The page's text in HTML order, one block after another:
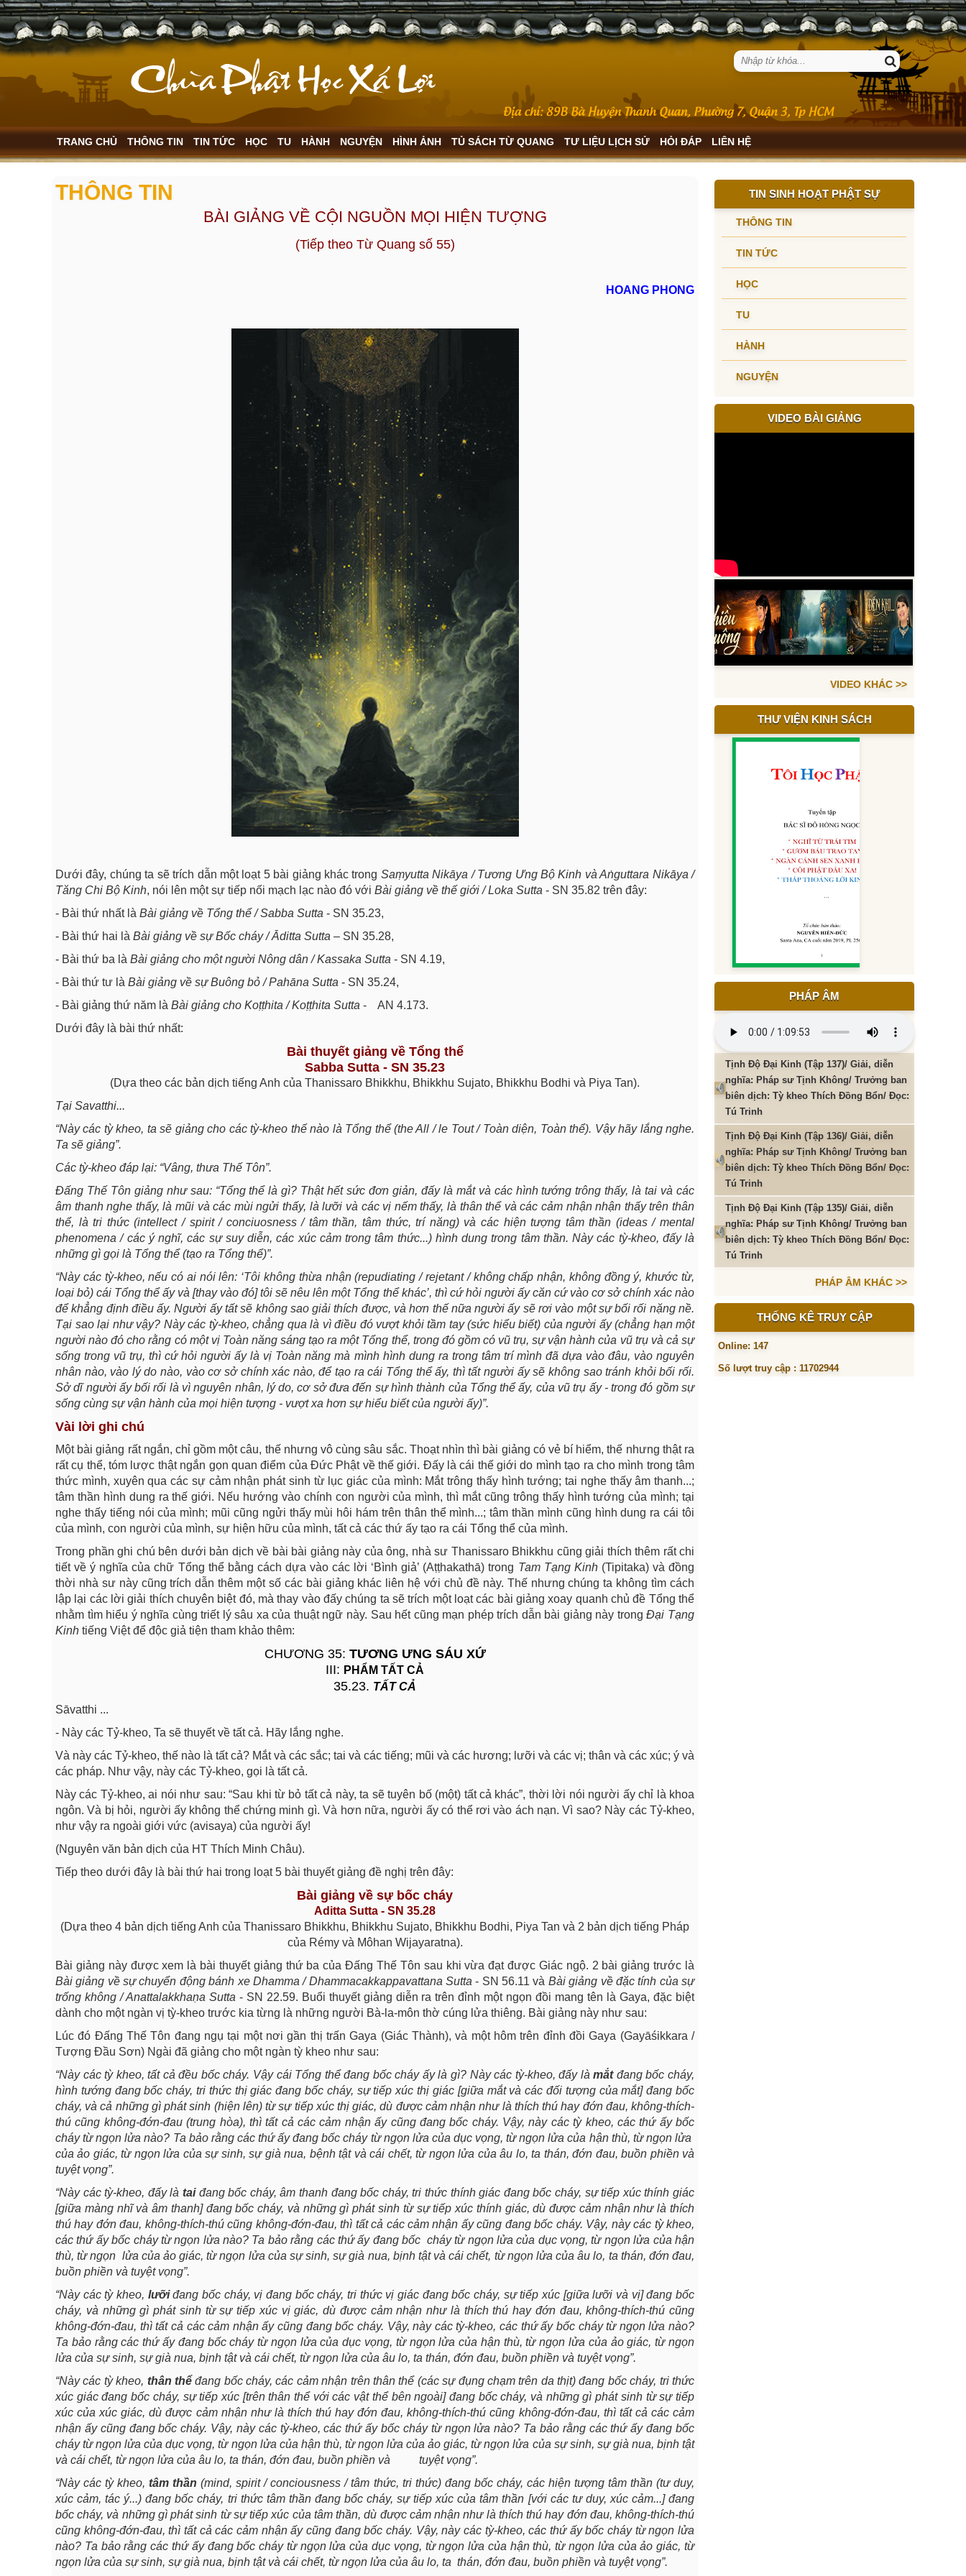
TRANG CHỦ THÔNG TIN TIN TỨC HỌC TU HÀNH NGUYỆN HÌNH ẢNH TỦ SÁCH TỪ QUANG TƯ LIỆU LỊCH SỬ HỎI ĐÁP LIÊN HỆ
THÔNG TIN
BÀI GIẢNG VỀ CỘI NGUỒN MỌI HIỆN TƯỢNG
(Tiếp theo Từ Quang số 55)
HOANG PHONG
Dưới đây, chúng ta sẽ trích dẫn một loạt 5 bài giảng khác trong Saṃyutta Nikāya / Tương Ưng Bộ Kinh và Aṅguttara Nikāya /
Tăng Chi Bộ Kinh, nói lên một sự tiếp nối mạch lạc nào đó với Bài giảng về thế giới / Loka Sutta - SN 35.82 trên đây:
- Bài thứ nhất là Bài giảng về Tổng thể / Sabba Sutta - SN 35.23,
- Bài thứ hai là Bài giảng về sự Bốc cháy / Āditta Sutta – SN 35.28,
- Bài thứ ba là Bài giảng cho một người Nông dân / Kassaka Sutta - SN 4.19,
- Bài thứ tư là Bài giảng về sự Buông bỏ / Pahāna Sutta - SN 35.24,
- Bài giảng thứ năm là Bài giảng cho Koṭṭhita / Koṭṭhita Sutta - AN 4.173.
Dưới đây là bài thứ nhất:
Bài thuyết giảng về Tổng thể
Sabba Sutta - SN 35.23
(Dựa theo các bản dịch tiếng Anh của Thanissaro Bhikkhu, Bhikkhu Sujato, Bhikkhu Bodhi và Piya Tan).
Tại Savatthi...
“Này các tỳ kheo, ta sẽ giảng cho các tỳ-kheo thế nào là Tổng thể (the All / le Tout / Toàn diện, Toàn thể). Vậy hãy lắng nghe.
Ta sẽ giảng”.
Các tỳ-kheo đáp lại: “Vâng, thưa Thế Tôn”.
Đấng Thế Tôn giảng như sau: “Tổng thể là gì? Thật hết sức đơn giản, đấy là mắt và các hình tướng trông thấy, là tai và các
âm thanh nghe thấy, là mũi và các mùi ngửi thấy, là lưỡi và các vị nếm thấy, là thân thể và các cảm nhận nhận thấy trên thân
thể, là tri thức (intellect / spirit / conciuosness / tâm thần, tâm thức, trí năng) và các hiện tượng tâm thần (ideas / mental
phenomena / các ý nghĩ, các sự suy diễn, các xúc cảm trong tâm thức...) hình dung trong tâm thần. Này các tỳ-kheo, đấy là
những gì gọi là Tổng thể (tạo ra Tổng thể)”.
“Này các tỳ-kheo, nếu có ai nói lên: ‘Tôi không thừa nhận (repudiating / rejetant / không chấp nhận, không đồng ý, khước từ,
loại bỏ) cái Tổng thể ấy và [thay vào đó] tôi sẽ nêu lên một Tổng thể khác’, thì cứ hỏi người ấy căn cứ vào cơ sở chính xác nào
để khẳng định điều ấy. Người ấy tất sẽ không sao giải thích được, và hơn thế nữa người ấy sẽ rơi vào một sự bối rối nặng nề.
Tại sao lại như vậy? Này các tỳ-kheo, chẳng qua là vì điều đó vượt khỏi tầm tay (sức hiểu biết) của người ấy (chẳng hạn một
người nào đó cho rằng có một vị Toàn năng sáng tạo ra một Tổng thể, trong đó gồm có vũ trụ, sự vận hành của vũ trụ và cả sự
sống trong vũ trụ, thì cứ hỏi người ấy là vị Toàn năng mà mình hình dung ra trong tâm trí mình đã dựa vào đâu, vào nguyên
nhân nào, vào lý do nào, vào cơ sở chính xác nào, để tạo ra cái Tổng thể ấy, thì tất người ấy sẽ không sao tránh khỏi bối rối.
Sở dĩ người ấy bối rối là vì nguyên nhân, lý do, cơ sở đưa đến sự hình thành của Tổng thể ấy, của vũ trụ ấy - trong đó gồm sự
sống cùng sự vận hành của mọi hiện tượng - vượt xa hơn sự hiểu biết của người ấy)”.
Vài lời ghi chú
Một bài giảng rất ngắn, chỉ gồm một câu, thế nhưng vô cùng sâu sắc. Thoạt nhìn thì bài giảng có vẻ bí hiểm, thế nhưng thật ra
rất cụ thể, tóm lược thật ngắn gọn quan điểm của Đức Phật về thế giới. Đấy là cái thế giới do mình tạo ra cho mình trong tâm
thức mình, xuyên qua các sự cảm nhận phát sinh từ lục giác của mình: Mắt trông thấy hình tướng; tai nghe thấy âm thanh...;
tâm thần hình dung ra thế giới. Nếu hướng vào chính con người của mình, thì mắt cũng trông thấy hình tướng của mình; tại
nghe thấy tiếng nói của mình; mũi cũng ngửi thấy mùi hôi hám trên thân thể mình...; tâm thần mình cũng hình dung ra cái tôi
của mình, con người của mình, sự hiện hữu của mình, tất cả các thứ ấy tạo ra cái Tổng thể của mình.
Trong phần ghi chú bên dưới bản dịch về bài bài giảng này của ông, nhà sư Thanissaro Bhikkhu cũng giải thích thêm rất chi
tiết về ý nghĩa của chữ Tổng thể bằng cách dựa vào các lời ‘Bình giả’ (Aṭṭhakathā) trong Tam Tạng Kinh (Tipitaka) và đồng
thời nhà sư này cũng trích dẫn thêm một số các bài giảng khác liên hệ với chủ đề này. Thế nhưng chúng ta không tìm cách
lập lại các lời giải thích chuyên biệt đó, mà thay vào đấy chúng ta sẽ trích một loạt các bài giảng xoay quanh chủ đề Tổng thể
nhằm tìm hiểu ý nghĩa cùng triết lý sâu xa của thuật ngữ này. Sau hết cũng mạn phép trích dẫn bài giảng này trongĐại Tạng
Kinh tiếng Việt để độc giả tiện tham khảo thêm:
CHƯƠNG 35: TƯƠNG ƯNG SÁU XỨ
III: PHẨM TẤT CẢ
35.23. TẤT CẢ
Sāvatthi ...
- Này các Tỷ-kheo, Ta sẽ thuyết về tất cả. Hãy lắng nghe.
Và này các Tỷ-kheo, thế nào là tất cả? Mắt và các sắc; tai và các tiếng; mũi và các hương; lưỡi và các vị; thân và các xúc; ý và
các pháp. Như vậy, này các Tỷ-kheo, gọi là tất cả.
Này các Tỷ-kheo, ai nói như sau: “Sau khi từ bỏ tất cả này, ta sẽ tuyên bố (một) tất cả khác”, thời lời nói người ấy chỉ là khoa
ngôn. Và bị hỏi, người ấy không thể chứng minh gì. Và hơn nữa, người ấy có thể rơi vào ách nạn. Vì sao? Này các Tỷ-kheo,
như vậy ra ngoài giới vức (avisaya) của người ấy!
(Nguyên văn bản dịch của HT Thích Minh Châu).
Tiếp theo dưới đây là bài thứ hai trong loạt 5 bài thuyết giảng đề nghị trên đây:
Bài giảng về sự bốc cháy
Aditta Sutta - SN 35.28
(Dựa theo 4 bản dịch tiếng Anh của Thanissaro Bhikkhu, Bhikkhu Sujato, Bhikkhu Bodhi, Piya Tan và 2 bản dịch tiếng Pháp
của Rémy và Môhan Wijayaratna).
Bài giảng này được xem là bài thuyết giảng thứ ba của Đấng Thế Tôn sau khi vừa đạt được Giác ngộ. 2 bài giảng trước là
Bài giảng về sự chuyển động bánh xe Dhamma / Dhammacakkappavattana Sutta- SN 56.11 và Bài giảng về đặc tính của sự
trống không / Anattalakkhaṇa Sutta - SN 22.59. Buổi thuyết giảng diễn ra trên đỉnh một ngọn đồi mang tên là Gaya, đặc biệt
dành cho một ngàn vị tỳ-kheo trước kia từng là những người Bà-la-môn thờ cúng lửa thiêng. Bài giảng này như sau:
Lúc đó Đấng Thế Tôn đang ngụ tại một nơi gần thị trấn Gaya (Giác Thành), và một hôm trên đỉnh đồi Gaya (Gayāśikkara /
Tượng Đầu Sơn) Ngài đã giảng cho một ngàn tỳ kheo như sau:
“Này các tỳ kheo, tất cả đều bốc cháy. Vậy cái Tổng thể đang bốc cháy ấy là gì? Này các tỳ-kheo, đấy làmắt đang bốc cháy,
hình tướng đang bốc cháy, tri thức thị giác đang bốc cháy, sự tiếp xúc thị giác [giữa mắt và các đối tượng của mắt] đang bốc
cháy, và cả những gì phát sinh (hiện lên) từ sự tiếp xúc thị giác, dù được cảm nhận như là thích thú hay đớn đau, không-thích-
thú cũng không-đớn-đau (trung hòa), thì tất cả các cảm nhận ấy cũng đang bốc cháy. Vậy, này các tỳ kheo, các thứ ấy bốc
cháy từ ngọn lửa nào? Ta bảo rằng các thứ ấy đang bốc cháy từ ngọn lửa của dục vọng, từ ngọn lửa của hận thù, từ ngọn lửa
của ảo giác, từ ngọn lửa của sự sinh, sự già nua, bệnh tật và cái chết, từ ngọn lửa của âu lo, ta thán, đớn đau, buồn phiền và
tuyệt vọng”.
“Này các tỳ-kheo, đấy là tai đang bốc cháy, âm thanh đang bốc cháy, tri thức thính giác đang bốc cháy, sự tiếp xúc thính giác
[giữa màng nhĩ và âm thanh] đang bốc cháy, và những gì phát sinh từ sự tiếp xúc thính giác, dù được cảm nhận như là thích
thú hay đớn đau, không-thích-thú cũng không-đớn-đau, thì tất cả các cảm nhận ấy cũng đang bốc cháy. Vậy, này các tỳ kheo,
các thứ ấy bốc cháy từ ngọn lửa nào? Ta bảo rằng các thứ ấy đang bốc cháy từ ngọn lửa của dục vọng, từ ngọn lửa của hận
thù, từ ngọn lửa của ảo giác, từ ngọn lửa của sự sinh, sự già nua, bịnh tật và cái chết, từ ngọn lửa của âu lo, ta thán, đớn đau,
buồn phiền và tuyệt vọng”.
“Này các tỳ kheo, lưỡiđang bốc cháy, vị đang bốc cháy, tri thức vị giác đang bốc cháy, sự tiếp xúc [giữa lưỡi và vị] đang bốc
cháy, và những gì phát sinh từ sự tiếp xúc vị giác, dù được cảm nhận như là thích thú hay đớn đau, không-thích-thú cũng
không-đớn-đau, thì tất cả các cảm nhận ấy cũng đang bốc cháy. Vậy, này các tỳ-kheo, các thứ ấy bốc cháy từ ngọn lửa nào?
Ta bảo rằng các thứ ấy đang bốc cháy từ ngọn lửa của dục vọng, từ ngọn lửa của hận thù, từ ngọn lửa của ảo giác, từ ngọn
lửa của sự sinh, sự già nua, bịnh tật và cái chết, từ ngọn lửa của âu lo, ta thán, đớn đau, buồn phiền và tuyệt vọng”.
“Này các tỳ kheo, thân thểđang bốc cháy, các cảm nhận trên thân thể (các sự đụng chạm trên da thịt) đang bốc cháy, tri thức
xúc giác đang bốc cháy, sự tiếp xúc [trên thân thể với các vật thể bên ngoài] đang bốc cháy, và những gì phát sinh từ sự tiếp
xúc của xúc giác, dù được cảm nhận như là thích thú hay đớn đau, không-thích-thú cũng không-đớn-đau, thì tất cả các cảm
nhận ấy cũng đang bốc cháy. Vậy, này các tỳ-kheo, các thứ ấy bốc cháy từ ngọn lửa nào? Ta bảo rằng các thứ ấy đang bốc
cháy từ ngọn lửa của dục vọng, từ ngọn lửa của hận thù, từ ngọn lửa của ảo giác, từ ngọn lửa của sự sinh, sự già nua, bịnh tật
và cái chết, từ ngọn lửa của âu lo, ta thán, đớn đau, buồn phiền và tuyệt vọng”.
“Này các tỳ kheo,tâm thần(mind, spirit / conciousness / tâm thức, tri thức) đang bốc cháy, các hiện tượng tâm thần (tư duy,
xúc cảm, tác ý...) đang bốc cháy, tri thức tâm thần đang bốc cháy, sự tiếp xúc của tâm thần [với các tư duy, xúc cảm...] đang
bốc cháy, và những gì phát sinh từ sự tiếp xúc của tâm thần, dù được cảm nhận như là thích thú hay đớn đau, không-thích-thú
cũng không-đớn-đau, thì tất cả các cảm nhận ấy cũng đang bốc cháy. Vậy, này các tỳ-kheo, các thứ ấy bốc cháy từ ngọn lửa
nào? Ta bảo rằng các thứ ấy đang bốc cháy từ ngọn lửa của dục vọng, từ ngọn lửa của hận thù, từ ngọn lửa của ảo giác, từ
ngọn lửa của sự sinh, sự già nua, bịnh tật và cái chết, từ ngọn lửa của âu lo, ta thán, đớn đau, buồn phiền và tuyệt vọng”.
TIN SINH HOẠT PHẬT SỰ
THÔNG TIN
TIN TỨC
HỌC
TU
HÀNH
NGUYỆN
VIDEO BÀI GIẢNG
VIDEO KHÁC >>
THƯ VIỆN KINH SÁCH
PHÁP ÂM
Tịnh Độ Đại Kinh (Tập 137)/ Giải, diễn
nghĩa: Pháp sư Tịnh Không/ Trưởng ban
biên dịch: Tỳ kheo Thích Đồng Bổn/ Đọc:
Tú Trinh
Tịnh Độ Đại Kinh (Tập 136)/ Giải, diễn
nghĩa: Pháp sư Tịnh Không/ Trưởng ban
biên dịch: Tỳ kheo Thích Đồng Bổn/ Đọc:
Tú Trinh
Tịnh Độ Đại Kinh (Tập 135)/ Giải, diễn
nghĩa: Pháp sư Tịnh Không/ Trưởng ban
biên dịch: Tỳ kheo Thích Đồng Bổn/ Đọc:
Tú Trinh
PHÁP ÂM KHÁC >>
THỐNG KÊ TRUY CẬP
Online: 147
Số lượt truy cập : 11702944